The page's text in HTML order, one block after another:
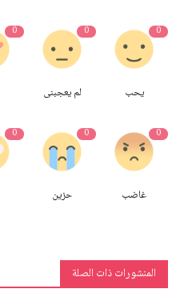
0
يحب
0
لم يعجبنى
0
0
غاضب
0
حزين
0
المنشورات ذات الصلة